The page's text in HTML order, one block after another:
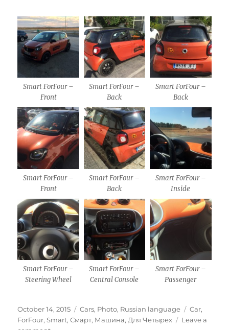
Smart ForFour –
Front
Smart ForFour –
Back
Smart ForFour –
Back
Smart ForFour –
Front
Smart ForFour –
Back
Smart ForFour –
Inside
Smart ForFour –
Steering Wheel
Smart ForFour –
Central Console
Smart ForFour –
Passenger
Posted
on
October 14, 2015 Categories
Cars, Photo, Russian language Tags
Car,
ForFour,Smart,Смарт, Машина, Для Четырех
Leave a